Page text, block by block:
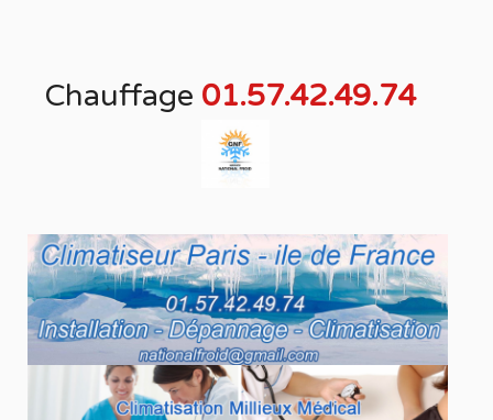
Chauffage 01.57.42.49.74